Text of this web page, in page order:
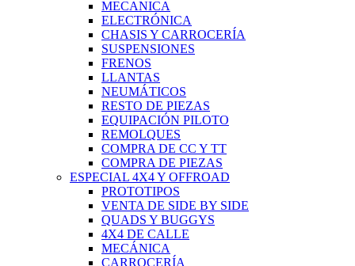
MECANICA
ELECTRÓNICA
CHASIS Y CARROCERÍA
SUSPENSIONES
FRENOS
LLANTAS
NEUMÁTICOS
RESTO DE PIEZAS
EQUIPACIÓN PILOTO
REMOLQUES
COMPRA DE CC Y TT
COMPRA DE PIEZAS
ESPECIAL 4X4 Y OFFROAD
PROTOTIPOS
VENTA DE SIDE BY SIDE
QUADS Y BUGGYS
4X4 DE CALLE
MECÁNICA
CARROCERÍA